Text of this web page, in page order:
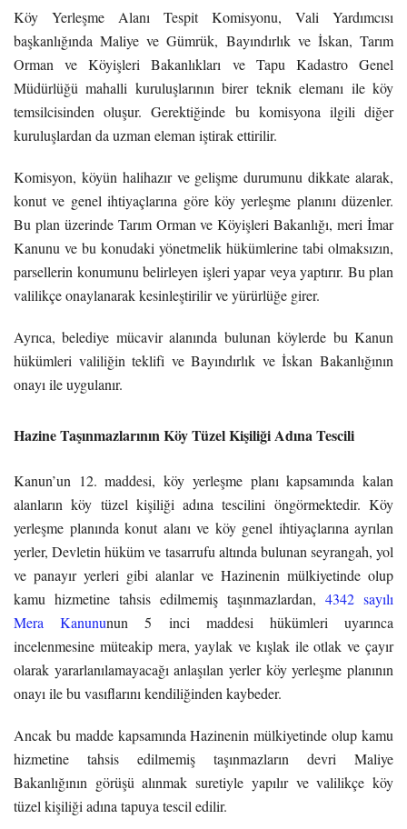
Köy Yerleşme Alanı Tespit Komisyonu, Vali Yardımcısı
başkanlığında Maliye ve Gümrük, Bayındırlık ve İskan, Tarım
Orman ve Köyişleri Bakanlıkları ve Tapu Kadastro Genel
Müdürlüğü mahalli kuruluşlarının birer teknik elemanı ile köy
temsilcisinden oluşur. Gerektiğinde bu komisyona ilgili diğer
kuruluşlardan da uzman eleman iştirak ettirilir.
Komisyon, köyün halihazır ve gelişme durumunu dikkate alarak,
konut ve genel ihtiyaçlarına göre köy yerleşme planını düzenler.
Bu plan üzerinde Tarım Orman ve Köyişleri Bakanlığı, meri İmar
Kanunu ve bu konudaki yönetmelik hükümlerine tabi olmaksızın,
parsellerin konumunu belirleyen işleri yapar veya yaptırır. Bu plan
valilikçe onaylanarak kesinleştirilir ve yürürlüğe girer.
Ayrıca, belediye mücavir alanında bulunan köylerde bu Kanun
hükümleri valiliğin teklifi ve Bayındırlık ve İskan Bakanlığının
onayı ile uygulanır.
Hazine Taşınmazlarının Köy Tüzel Kişiliği Adına Tescili
Kanun’un 12. maddesi, köy yerleşme planı kapsamında kalan
alanların köy tüzel kişiliği adına tescilini öngörmektedir. Köy
yerleşme planında konut alanı ve köy genel ihtiyaçlarına ayrılan
yerler, Devletin hüküm ve tasarrufu altında bulunan seyrangah, yol
ve panayır yerleri gibi alanlar ve Hazinenin mülkiyetinde olup
kamu hizmetine tahsis edilmemiş taşınmazlardan, 4342 sayılı
Mera Kanununun 5 inci maddesi hükümleri uyarınca
incelenmesine müteakip mera, yaylak ve kışlak ile otlak ve çayır
olarak yararlanılamayacağı anlaşılan yerler köy yerleşme planının
onayı ile bu vasıflarını kendiliğinden kaybeder.
Ancak bu madde kapsamında Hazinenin mülkiyetinde olup kamu
hizmetine tahsis edilmemiş taşınmazların devri Maliye
Bakanlığının görüşü alınmak suretiyle yapılır ve valilikçe köy
tüzel kişiliği adına tapuya tescil edilir.